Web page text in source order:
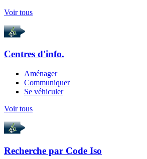
Voir tous
Centres d'info.
Aménager
Communiquer
Se véhiculer
Voir tous
Recherche par Code Iso